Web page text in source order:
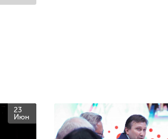
23
Июн